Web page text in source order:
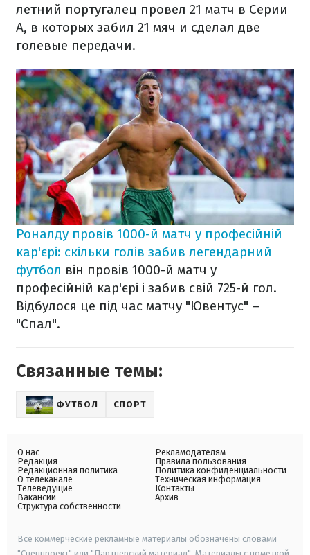
летний португалец провел 21 матч в Серии
А, в которых забил 21 мяч и сделал две
голевые передачи.
Роналду провів 1000-й матч у професійній
кар'єрі: скільки голів забив легендарний
футбол він провів 1000-й матч у
професійній кар'єрі і забив свій 725-й гол.
Відбулося це під час матчу "Ювентус" –
"Спал".
Связанные темы:
ФУТБОЛ СПОРТ
О нас
Редакция
Редакционная политика
О телеканале
Телеведущие
Вакансии
Структура собственности
Рекламодателям
Правила пользования
Политика конфиденциальности
Техническая информация
Контакты
Архив
Все коммерческие рекламные материалы обозначены словами